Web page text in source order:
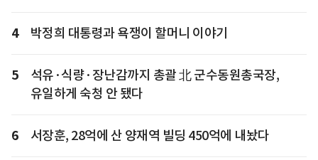
4 박정희 대통령과 욕쟁이 할머니 이야기
5
석유·식량·장난감까지 총괄 北 군수동원총국장,
유일하게 숙청 안 됐다
6 서장훈, 28억에 산 양재역 빌딩 450억에 내놨다